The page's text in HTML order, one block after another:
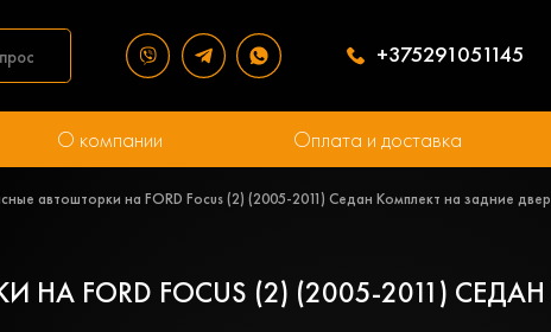
+375291051145
О компании Оплата и доставка
автошторки на FORD Focus (2) (2005-2011) Седан Комплект на задние
НА FORD FOCUS (2) (2005-2011)